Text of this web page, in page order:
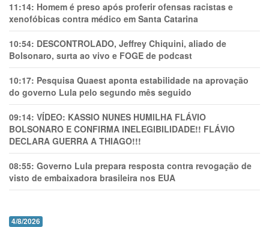
11:14: Homem é preso após proferir ofensas racistas e
xenofóbicas contra médico em Santa Catarina
10:54: DESCONTROLADO, Jeffrey Chiquini, aliado de
Bolsonaro, surta ao vivo e FOGE de podcast
10:17: Pesquisa Quaest aponta estabilidade na aprovação
do governo Lula pelo segundo mês seguido
09:14: VÍDEO: KASSIO NUNES HUMlLHA FLÁVIO
BOLSONARO E CONFIRMA INELEGIBILIDADE!! FLÁVIO
DECLARA GUERRA A THIAGO!!!
08:55: Governo Lula prepara resposta contra revogação de
visto de embaixadora brasileira nos EUA
4/8/2026